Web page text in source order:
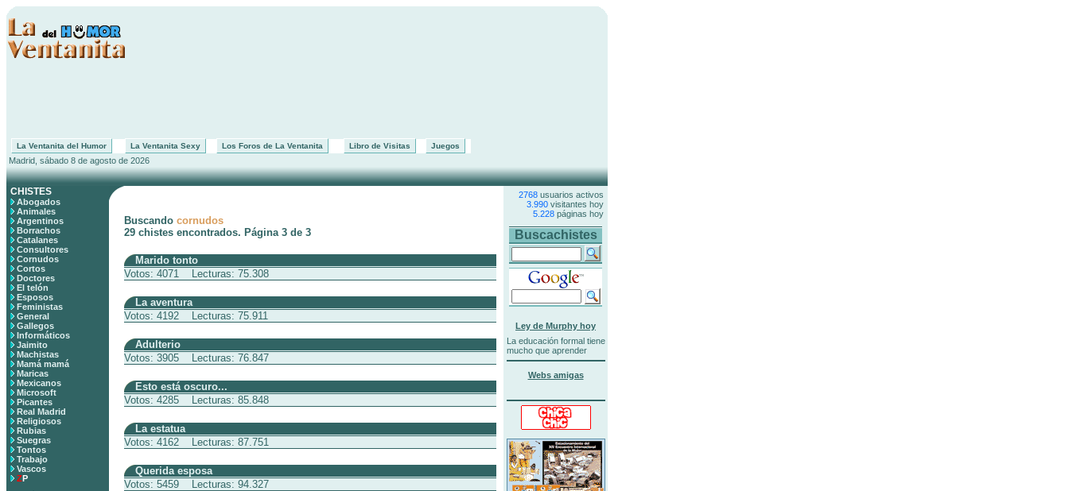
La Ventanita del Humor La Ventanita Sexy Los Foros de La Ventanita Libro de Visitas Juegos
Madrid, sábado 8 de agosto de 2026
CHISTES
Abogados
Animales
Argentinos
Borrachos
Catalanes
Consultores
Cornudos
Cortos
Doctores
El telón
Esposos
Feministas
General
Gallegos
Informáticos
Jaimito
Machistas
Mamá mamá
Maricas
Mexicanos
Microsoft
Picantes
Real Madrid
Religiosos
Rubias
Suegras
Tontos
Trabajo
Vascos
ZP
Buscando cornudos
29 chistes encontrados. Página 3 de 3
Marido tonto
Votos: 4071 Lecturas: 75.308
La aventura
Votos: 4192 Lecturas: 75.911
Adulterio
Votos: 3905 Lecturas: 76.847
Esto está oscuro...
Votos: 4285 Lecturas: 85.848
La estatua
Votos: 4162 Lecturas: 87.751
Querida esposa
Votos: 5459 Lecturas: 94.327
2768 usuarios activos
3.990 visitantes hoy
5.228 páginas hoy
Buscachistes
Ley de Murphy hoy
La educación formal tiene
mucho que aprender
Webs amigas